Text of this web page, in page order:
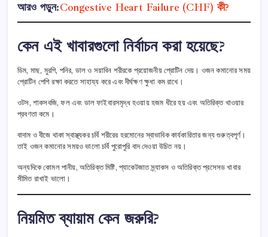
আরও পড়ুন:Congestive Heart Failure (CHF) কী?
কেন এই খাবারগুলো নির্বাচন করা হয়েছে?
ডিম, মাছ, মুরগি, পনির, ডাল ও সয়াবিন শরীরকে প্রয়োজনীয় প্রোটিন দেয়। ওজন কমানোর সময়
প্রোটিন পেশি রক্ষা করতে সাহায্য করে এবং দীর্ঘক্ষণ ক্ষুধা কম রাখে।
ওটস, শাকসবজি, ফল এবং ডাল ফাইবারসমৃদ্ধ হওয়ায় হজম ধীরে হয় এবং অতিরিক্ত খাওয়ার
প্রবণতা কমে।
বাদাম ও বীজে থাকা স্বাস্থ্যকর চর্বি শরীরের হরমোনের স্বাভাবিক কার্যকারিতার জন্য গুরুত্বপূর্ণ।
তাই ওজন কমানোর সময়ও ভালো চর্বি পুরোপুরি বাদ দেওয়া উচিত নয়।
অন্যদিকে কোমল পানীয়, অতিরিক্ত মিষ্টি, প্যাকেটজাত স্ন্যাকস ও অতিরিক্ত প্রসেসড খাবার
সীমিত রাখাই ভালো।
নিয়মিত ব্যায়াম কেন জরুরি?